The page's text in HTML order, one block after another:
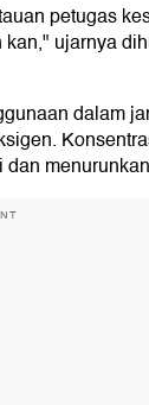
petugas
ujarnya
dalam